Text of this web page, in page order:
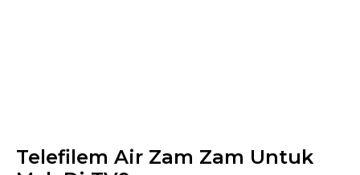
Telefilem Air Zam Zam Untuk